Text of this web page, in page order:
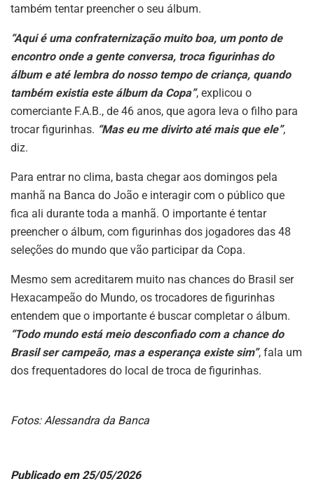
também tentar preencher o seu álbum.
“Aqui é uma confraternização muito boa, um ponto de
encontro onde a gente conversa, troca figurinhas do
álbum e até lembra do nosso tempo de criança, quando
também existia este álbum da Copa”, explicou o
comerciante F.A.B., de 46 anos, que agora leva o filho para
trocar figurinhas. “Mas eu me divirto até mais que ele”,
diz.
Para entrar no clima, basta chegar aos domingos pela
manhã na Banca do João e interagir com o público que
fica ali durante toda a manhã. O importante é tentar
preencher o álbum, com figurinhas dos jogadores das 48
seleções do mundo que vão participar da Copa.
Mesmo sem acreditarem muito nas chances do Brasil ser
Hexacampeão do Mundo, os trocadores de figurinhas
entendem que o importante é buscar completar o álbum.
“Todo mundo está meio desconfiado com a chance do
Brasil ser campeão, mas a esperança existe sim”, fala um
dos frequentadores do local de troca de figurinhas.
Fotos: Alessandra da Banca
Publicado em 25/05/2026